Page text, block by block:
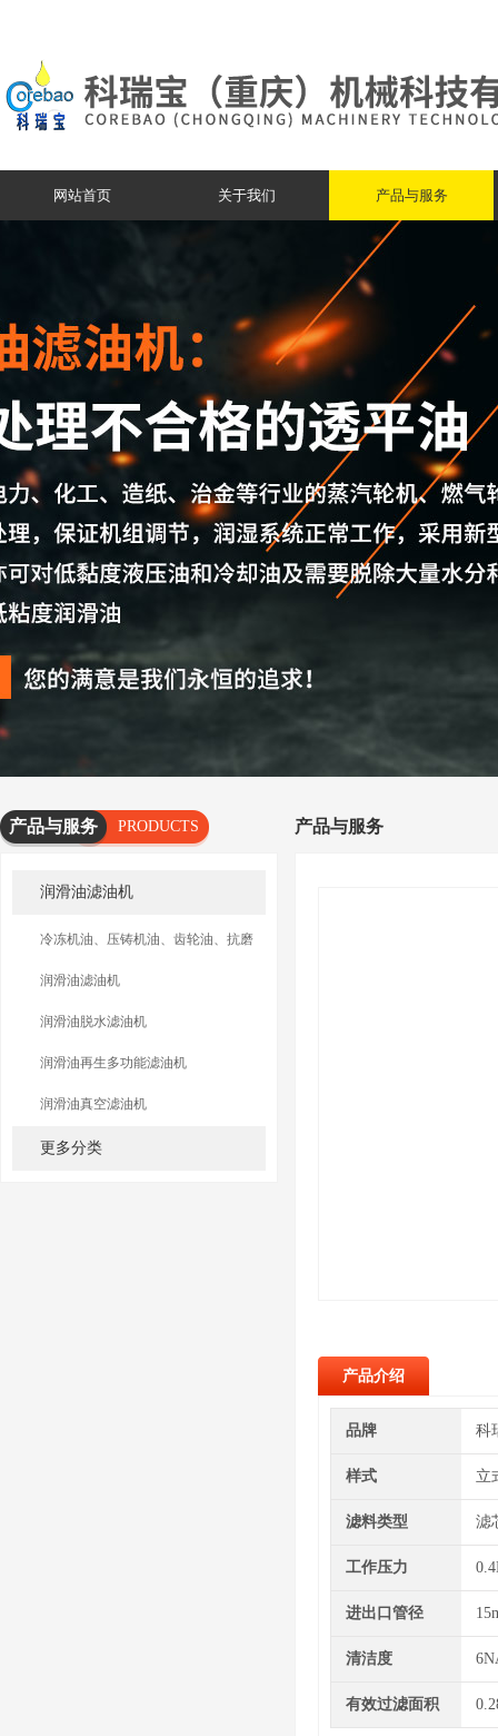
网站首页 关于我们 产品与服务
产品与服务
PRODUCTS
SERVICES
润滑油滤油机
冷冻机油、压铸机油、齿轮油、抗磨
油滤油机润滑油滤油机
润滑油脱水滤油机
润滑油再生多功能滤油机
润滑油真空滤油机
更多分类
产品与服务
产品介绍
品牌 科
样式 立
滤料类型 滤
工作压力
进出口管径
清洁度
有效过滤面积